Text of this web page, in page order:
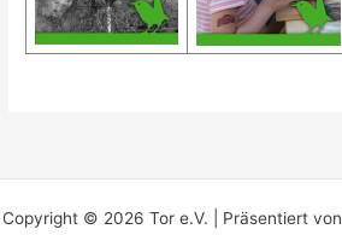
Copyright © 2026 Tor e.V. | Präsentiert von